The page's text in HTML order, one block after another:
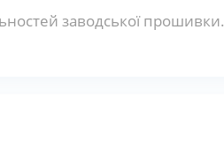
заводської прошивки.